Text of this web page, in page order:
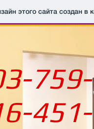
этого сайта создан в